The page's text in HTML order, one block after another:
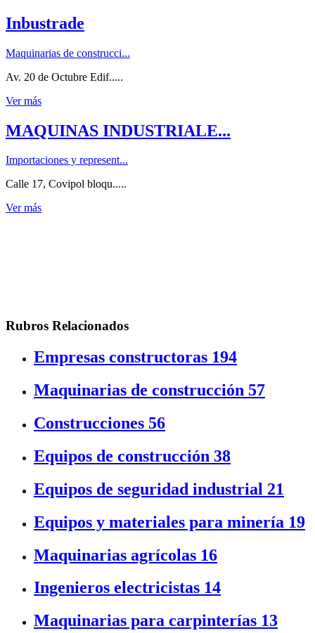
Inbustrade
Maquinarias de construcci...
Av. 20 de Octubre Edif.....
Ver más
MAQUINAS INDUSTRIALE...
Importaciones y represent...
Calle 17, Covipol bloqu.....
Ver más
Rubros Relacionados
Empresas constructoras 194
Maquinarias de construcción 57
Construcciones 56
Equipos de construcción 38
Equipos de seguridad industrial 21
Equipos y materiales para minería 19
Maquinarias agrícolas 16
Ingenieros electricistas 14
Maquinarias para carpinterías 13